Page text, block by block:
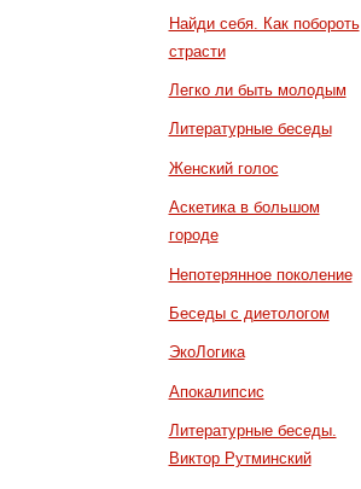
Найди себя. Как побороть
страсти
Легко ли быть молодым
Литературные беседы
Женский голос
Аскетика в большом
городе
Непотерянное поколение
Беседы с диетологом
ЭкоЛогика
Апокалипсис
Литературные беседы.
Виктор Рутминский